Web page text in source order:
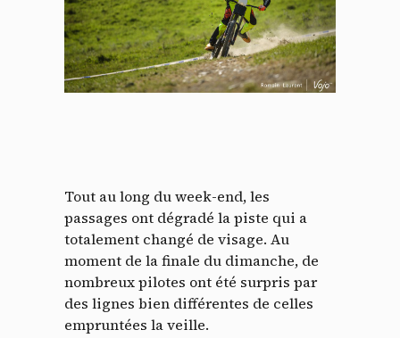
Tout au long du week-end, les
passages ont dégradé la piste qui a
totalement changé de visage. Au
moment de la finale du dimanche, de
nombreux pilotes ont été surpris par
des lignes bien différentes de celles
empruntées la veille.